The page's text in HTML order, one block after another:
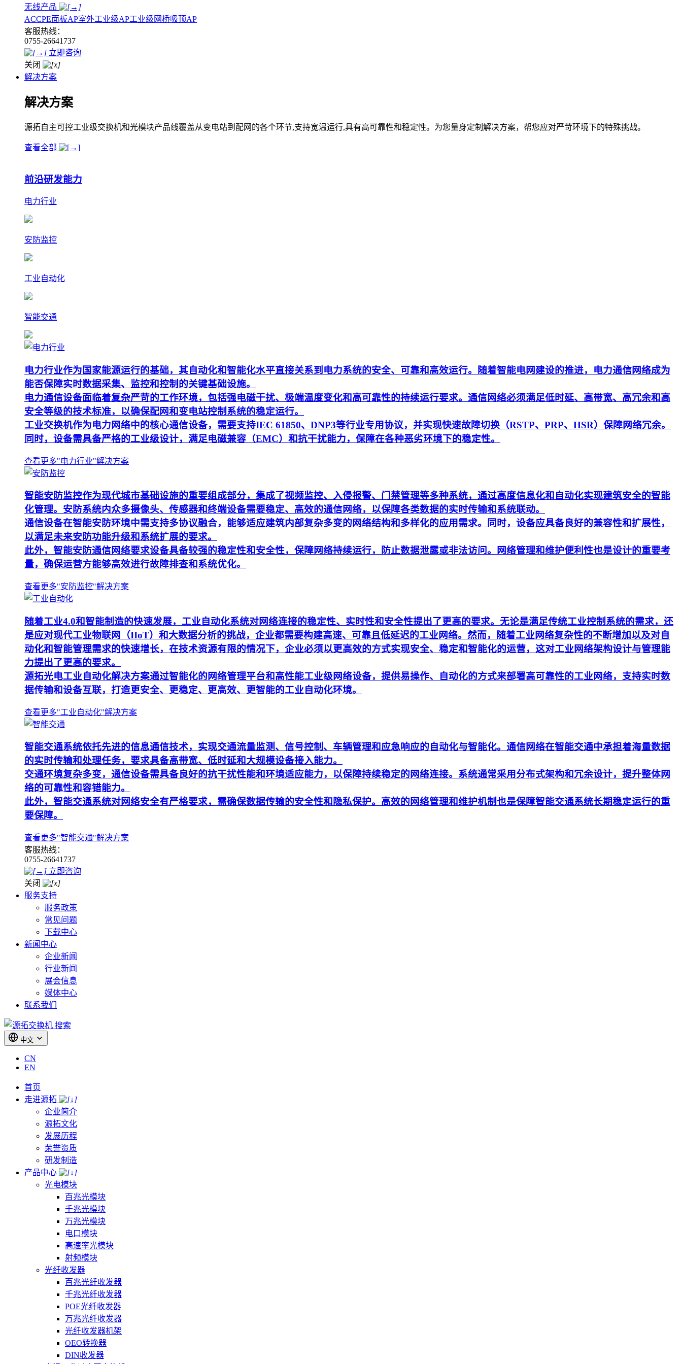
无线产品
ACCPE面板AP室外工业级AP工业级网桥吸顶AP
客服热线：
0755-26641737
立即咨询
关闭
解决方案
解决方案
源拓自主可控工业级交换机和光模块产品线覆盖从变电站到配网的各个环节,支持宽温运行,具有高可靠性和稳定性。为您量身定制解决方案，帮您应对严苛环境下的特殊挑战。
查看全部
前沿研发能力
电力行业
安防监控
工业自动化
智能交通
电力行业作为国家能源运行的基础，其自动化和智能化水平直接关系到电力系统的安全、可靠和高效运行。随着智能电网建设的推进，电力通信网络成为
能否保障实时数据采集、监控和控制的关键基础设施。
电力通信设备面临着复杂严苛的工作环境，包括强电磁干扰、极端温度变化和高可靠性的持续运行要求。通信网络必须满足低时延、高带宽、高冗余和高
安全等级的技术标准，以确保配网和变电站控制系统的稳定运行。
工业交换机作为电力网络中的核心通信设备，需要支持IEC 61850、DNP3等行业专用协议，并实现快速故障切换（RSTP、PRP、HSR）保障网络冗余。
同时，设备需具备严格的工业级设计，满足电磁兼容（EMC）和抗干扰能力，保障在各种恶劣环境下的稳定性。
查看更多"电力行业"解决方案
智能安防监控作为现代城市基础设施的重要组成部分，集成了视频监控、入侵报警、门禁管理等多种系统，通过高度信息化和自动化实现建筑安全的智能
化管理。安防系统内众多摄像头、传感器和终端设备需要稳定、高效的通信网络，以保障各类数据的实时传输和系统联动。
通信设备在智能安防环境中需支持多协议融合，能够适应建筑内部复杂多变的网络结构和多样化的应用需求。同时，设备应具备良好的兼容性和扩展性，
以满足未来安防功能升级和系统扩展的要求。
此外，智能安防通信网络要求设备具备较强的稳定性和安全性，保障网络持续运行，防止数据泄露或非法访问。网络管理和维护便利性也是设计的重要考
量，确保运营方能够高效进行故障排查和系统优化。
查看更多"安防监控"解决方案
随着工业4.0和智能制造的快速发展，工业自动化系统对网络连接的稳定性、实时性和安全性提出了更高的要求。无论是满足传统工业控制系统的需求，还
是应对现代工业物联网（IIoT）和大数据分析的挑战，企业都需要构建高速、可靠且低延迟的工业网络。然而，随着工业网络复杂性的不断增加以及对自
动化和智能管理需求的快速增长，在技术资源有限的情况下，企业必须以更高效的方式实现安全、稳定和智能化的运营，这对工业网络架构设计与管理能
力提出了更高的要求。
源拓光电工业自动化解决方案通过智能化的网络管理平台和高性能工业级网络设备，提供易操作、自动化的方式来部署高可靠性的工业网络，支持实时数
据传输和设备互联，打造更安全、更稳定、更高效、更智能的工业自动化环境。
查看更多"工业自动化"解决方案
智能交通系统依托先进的信息通信技术，实现交通流量监测、信号控制、车辆管理和应急响应的自动化与智能化。通信网络在智能交通中承担着海量数据
的实时传输和处理任务，要求具备高带宽、低时延和大规模设备接入能力。
交通环境复杂多变，通信设备需具备良好的抗干扰性能和环境适应能力，以保障持续稳定的网络连接。系统通常采用分布式架构和冗余设计，提升整体网
络的可靠性和容错能力。
此外，智能交通系统对网络安全有严格要求，需确保数据传输的安全性和隐私保护。高效的网络管理和维护机制也是保障智能交通系统长期稳定运行的重
要保障。
查看更多"智能交通"解决方案
客服热线：
0755-26641737
立即咨询
关闭
服务支持
服务政策
常见问题
下载中心
新闻中心
企业新闻
行业新闻
展会信息
媒体中心
联系我们
搜索
中文
CN
EN
首页
走进源拓
企业简介
源拓文化
发展历程
荣誉资质
研发制造
产品中心
光电模块
百兆光模块
千兆光模块
万兆光模块
电口模块
高速率光模块
射频模块
光纤收发器
百兆光纤收发器
千兆光纤收发器
POE光纤收发器
万兆光纤收发器
光纤收发器机架
OEO转换器
DIN收发器